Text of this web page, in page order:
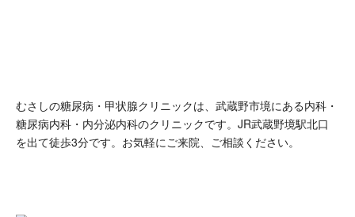
むさしの糖尿病・甲状腺クリニックは、武蔵野市境にある内科・
糖尿病内科・内分泌内科のクリニックです。 JR武蔵野境駅北口
を出て徒歩3分です。お気軽にご来院、ご相談ください。